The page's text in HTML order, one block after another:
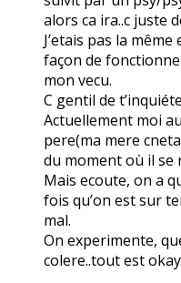
alors ca ira..c juste
J’etais pas la
façon de
mon vecu.
C gentil de
Actuellement moi
pere(ma mere
du moment où il se
Mais ecoute, on a
fois qu’on est sur
mal.
On experimente,
colere..tout est